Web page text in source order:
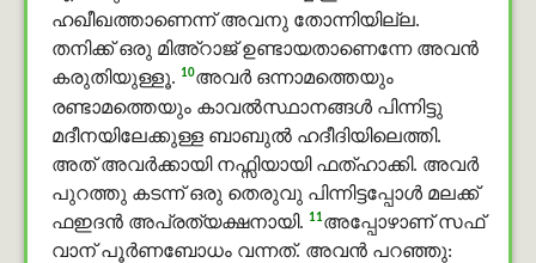
ഹഖീഖത്താണെന്ന് അവനു തോന്നിയില്ല.
തനിക്ക് ഒരു മിഅ്റാജ് ഉണ്ടായതാണെന്നേ അവന്‍
കരുതിയുള്ളൂ. 10അവര്‍ ഒന്നാമത്തെയും
രണ്ടാമത്തെയും കാവൽസ്ഥാനങ്ങൾ പിന്നിട്ടു
മദീനയിലേക്കുള്ള ബാബുൽ ഹദീദിയിലെത്തി.
അത് അവര്‍ക്കായി നഫ്സിയായി ഫത്ഹാക്കി. അവര്‍
പുറത്തു കടന്ന് ഒരു തെരുവു പിന്നിട്ടപ്പോള്‍ മലക്ക്
ഫഇദൻ അപ്രത്യക്ഷനായി. 11അപ്പോഴാണ് സഫ്
വാന് പൂര്‍ണബോധം വന്നത്. അവന്‍ പറഞ്ഞു: